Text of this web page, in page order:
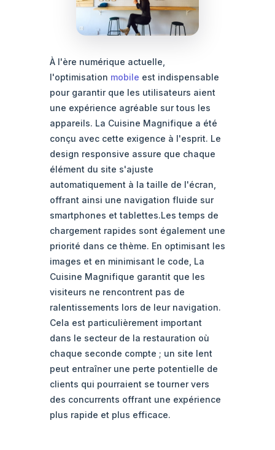
À l'ère numérique actuelle,
l'optimisation mobile est indispensable
pour garantir que les utilisateurs aient
une expérience agréable sur tous les
appareils. La Cuisine Magnifique a été
conçu avec cette exigence à l'esprit. Le
design responsive assure que chaque
élément du site s'ajuste
automatiquement à la taille de l'écran,
offrant ainsi une navigation fluide sur
smartphones et tablettes.Les temps de
chargement rapides sont également une
priorité dans ce thème. En optimisant les
images et en minimisant le code, La
Cuisine Magnifique garantit que les
visiteurs ne rencontrent pas de
ralentissements lors de leur navigation.
Cela est particulièrement important
dans le secteur de la restauration où
chaque seconde compte ; un site lent
peut entraîner une perte potentielle de
clients qui pourraient se tourner vers
des concurrents offrant une expérience
plus rapide et plus efficace.